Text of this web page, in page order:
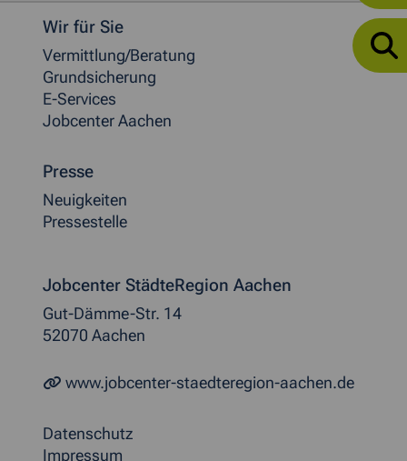
Weitere allgemeine Informationen
Wir für Sie
Vermittlung/Beratung
Grundsicherung
E-Services
Jobcenter Aachen
Presse
Neuigkeiten
Pressestelle
Jobcenter StädteRegion Aachen
Gut-Dämme-Str. 14
52070 Aachen
www.jobcenter-staedteregion-aachen.de
Datenschutz
Impressum